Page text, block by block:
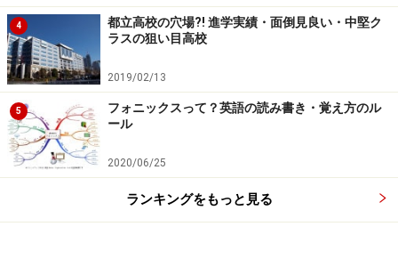
※岐阜聖徳学園大学附属と清翔が統合
2010年度岐阜の公立高校入試日程
□公立高校特色化選抜
試験実施日：2月9日（火） ※10日（水）にも実施する
合格発表：2月17日（水）
4
都立高校の穴場?! 進学実績・面倒見良い・中堅ク
ラスの狙い目高校
2019/02/13
5
フォニックスって？英語の読み書き・覚え方のル
ール
2020/06/25
ランキングをもっと見る